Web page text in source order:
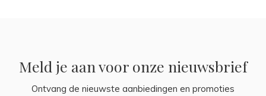
Meld je aan voor onze nieuwsbrief
Ontvang de nieuwste aanbiedingen en promoties